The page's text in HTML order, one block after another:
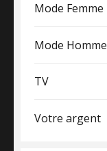
Mode Femme
Mode Homme
TV
Votre argent